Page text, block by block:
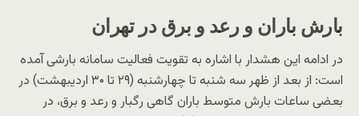
بارش باران و رعد و برق در تهران
در ادامه این هشدار با اشاره به تقویت فعالیت سامانه بارشی آمده
است: از بعد از ظهر سه شنبه تا چهارشنبه (۲۹ تا ۳۰ اردیبهشت) در
بعضی ساعات بارش متوسط باران گاهی رگبار و رعد و برق، در